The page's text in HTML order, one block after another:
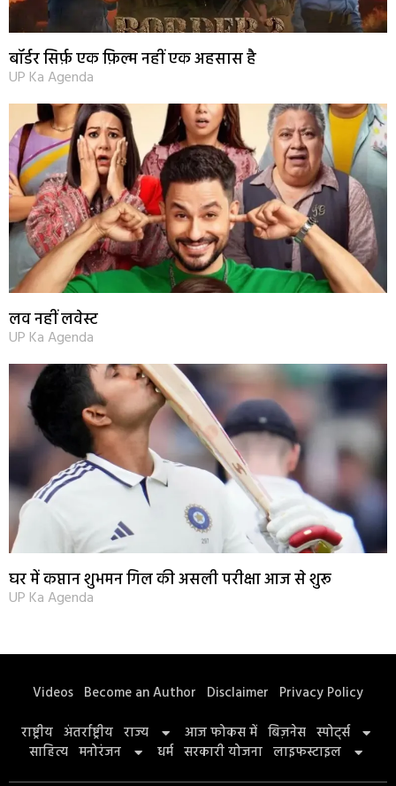
बॉर्डर सिर्फ़ एक फ़िल्म नहीं एक अहसास है
UP Ka Agenda
लव नहीं लवेस्ट
UP Ka Agenda
घर में कप्तान शुभमन गिल की असली परीक्षा आज से शुरू
UP Ka Agenda
Videos Become an Author Disclaimer Privacy Policy
राष्ट्रीय अंतर्राष्ट्रीय राज्य आज फोकस में बिज़नेस स्पोर्ट्स
साहित्य मनोरंजन धर्म सरकारी योजना लाइफस्टाइल